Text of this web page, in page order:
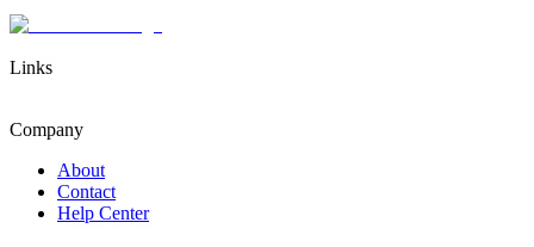
Links
Company
About
Contact
Help Center